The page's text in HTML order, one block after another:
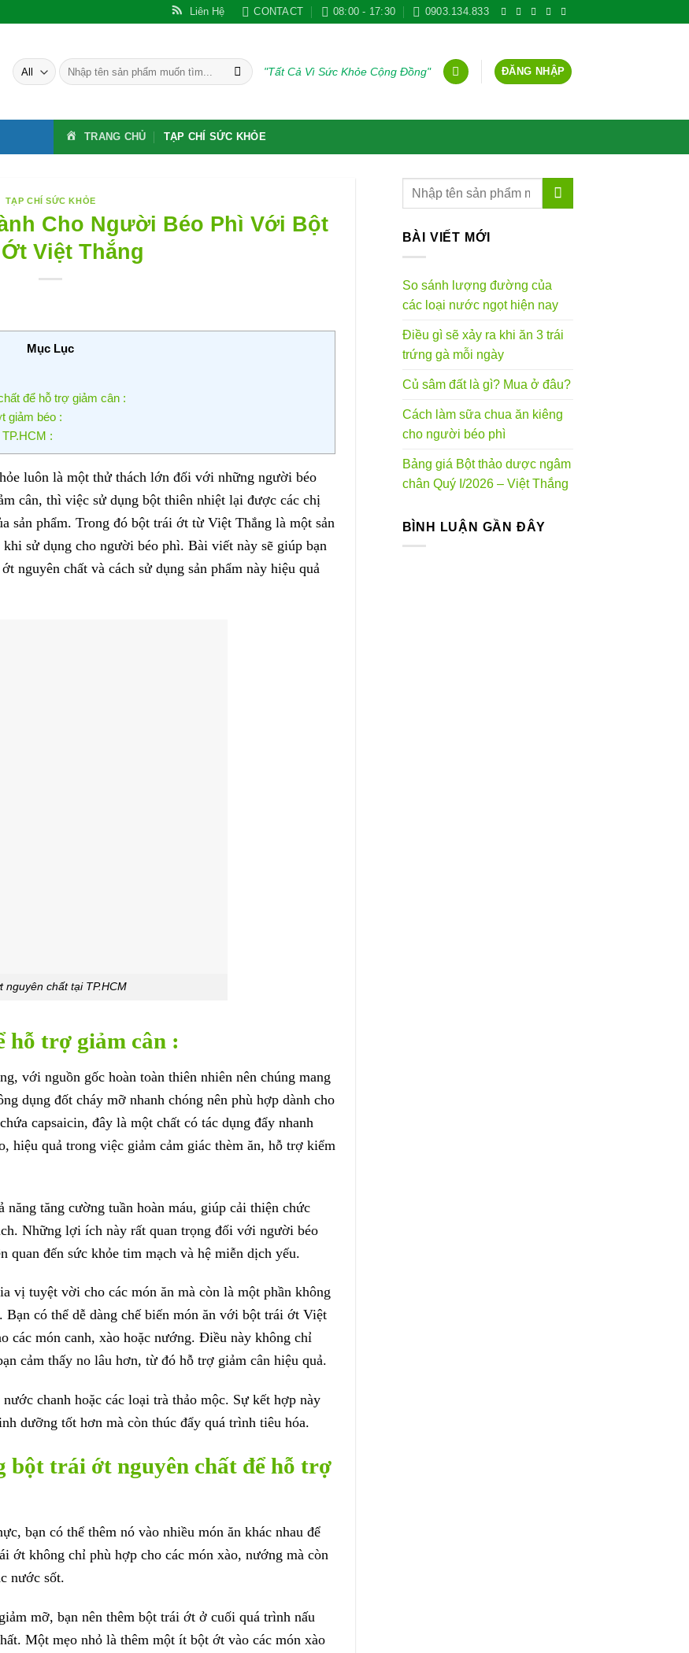
Liên Hệ CONTACT 08:00 - 17:30 0903.134.833
Tìm
kiếm:
"Tất Cả Vì Sức Khỏe Cộng Đồng" ĐĂNG NHẬP
TRANG CHỦ TẠP CHÍ SỨC KHỎE
TẠP CHÍ SỨC KHỎE
Cho Người Béo Phì Với Bột
Việt Thắng
Mục Lục
để hỗ trợ giảm cân :
giảm béo :
:
luôn là một thử thách lớn đối với những người béo
cân, thì việc sử dụng bột thiên nhiệt lại được các chị
sản phẩm. Trong đó bột trái ớt từ Việt Thắng là một sản
sử dụng cho người béo phì. Bài viết này sẽ giúp bạn
nguyên chất và cách sử dụng sản phẩm này hiệu quả
nguyên chất tại TP.HCM
hỗ trợ giảm cân :
với nguồn gốc hoàn toàn thiên nhiên nên chúng mang
dụng đốt cháy mỡ nhanh chóng nên phù hợp dành cho
capsaicin, đây là một chất có tác dụng đẩy nhanh
hiệu quả trong việc giảm cảm giác thèm ăn, hỗ trợ kiểm
năng tăng cường tuần hoàn máu, giúp cải thiện chức
Những lợi ích này rất quan trọng đối với người béo
quan đến sức khỏe tim mạch và hệ miễn dịch yếu.
vị tuyệt vời cho các món ăn mà còn là một phần không
Bạn có thể dễ dàng chế biến món ăn với bột trái ớt Việt
các món canh, xào hoặc nướng. Điều này không chỉ
cảm thấy no lâu hơn, từ đó hỗ trợ giảm cân hiệu quả.
chanh hoặc các loại trà thảo mộc. Sự kết hợp này
dưỡng tốt hơn mà còn thúc đẩy quá trình tiêu hóa.
bột trái ớt nguyên chất để hỗ trợ
bạn có thể thêm nó vào nhiều món ăn khác nhau để
ớt không chỉ phù hợp cho các món xào, nướng mà còn
nước sốt.
mỡ, bạn nên thêm bột trái ớt ở cuối quá trình nấu
Một mẹo nhỏ là thêm một ít bột ớt vào các món xào
BÀI VIẾT MỚI
So sánh lượng đường của
các loại nước ngọt hiện nay
Điều gì sẽ xảy ra khi ăn 3 trái
trứng gà mỗi ngày
Củ sâm đất là gì? Mua ở đâu?
Cách làm sữa chua ăn kiêng
cho người béo phì
Bảng giá Bột thảo dược ngâm
chân Quý I/2026 – Việt Thắng
BÌNH LUẬN GẦN ĐÂY